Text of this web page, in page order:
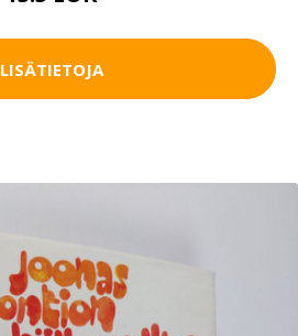
LISÄTIETOJA